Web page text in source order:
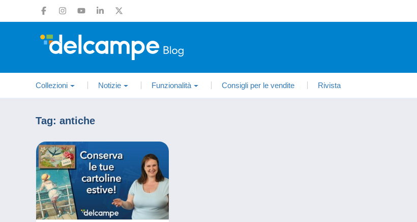
Collezioni Notizie Funzionalità Consigli per le vendite Rivista
Tag: antiche